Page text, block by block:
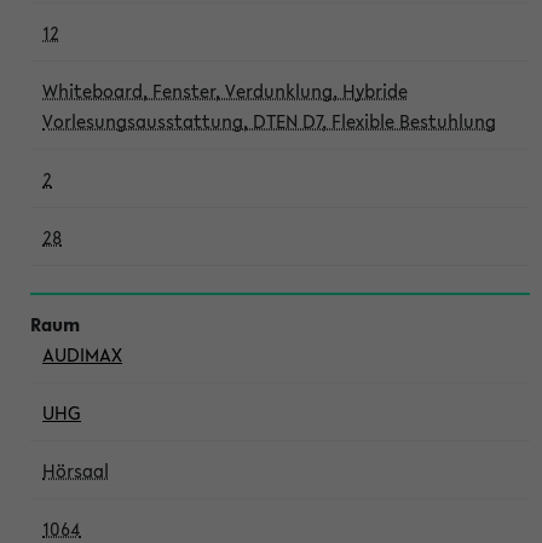
12
Whiteboard, Fenster, Verdunklung, Hybride
Vorlesungsausstattung, DTEN D7, Flexible Bestuhlung
2
28
AUDIMAX
UHG
Hörsaal
1064